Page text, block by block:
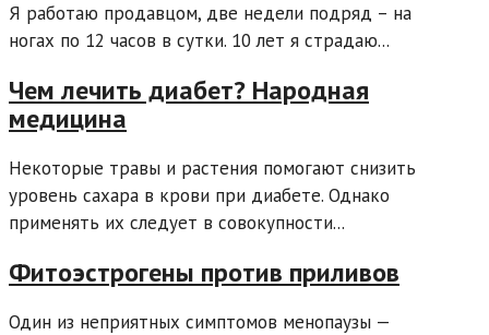
Я работаю продавцом, две недели подряд – на
ногах по 12 часов в сутки. 10 лет я страдаю...
Чем лечить диабет? Народная
медицина
Некоторые травы и растения помогают снизить
уровень сахара в крови при диабете. Однако
применять их следует в совокупности...
Фитоэстрогены против приливов
Один из неприятных симптомов менопаузы —